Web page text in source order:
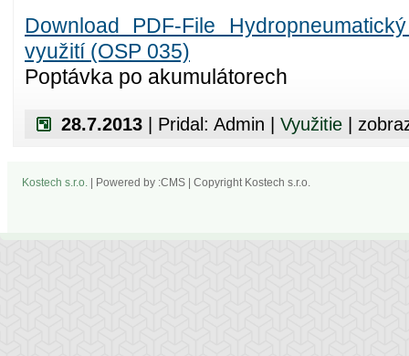
Download PDF-File
využití (OSP 035)
Poptávka po akumulátorech
28.7.2013 | Pridal: Admin | Využitie |
Kostech s.r.o. | Powered by :CMS | Copyright Kostech s.r.o.